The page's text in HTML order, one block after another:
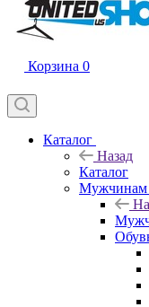
Корзина 0
Каталог
Назад
Каталог
Мужчинам